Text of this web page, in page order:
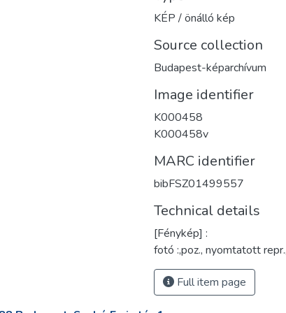
KÉP / önálló kép
Source collection
Budapest-képarchívum
Image identifier
K000458
K000458v
MARC identifier
bibFSZ01499557
Technical details
[Fénykép] :
fotó :,poz., nyomtatott
Full item page